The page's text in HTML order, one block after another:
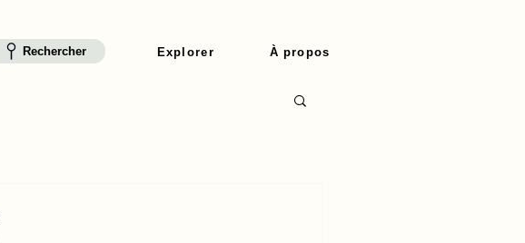
Rechercher Explorer À propos